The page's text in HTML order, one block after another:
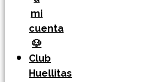
mi
cuenta
🐶
Club
Huellitas